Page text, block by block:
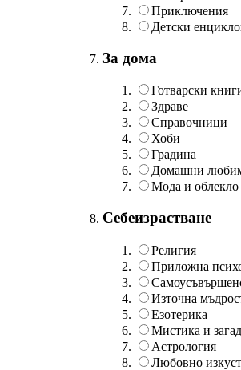
Приключения
Детски
За дома
Готварски
Здраве
Справочници
Хоби
Градина
Домашни
Мода и облекло
Себеизрастване
Религия
Приложна
Източна
Езотерика
Мистика и
Астрология
Любовно